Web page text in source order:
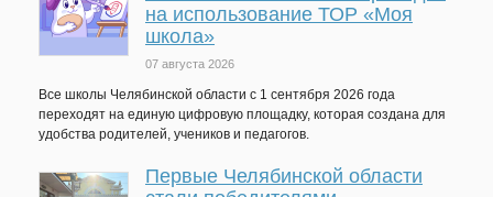
на использование ТОР «Моя
школа»
07 августа 2026
Все школы Челябинской области с 1 сентября 2026 года
переходят на единую цифровую площадку, которая создана для
удобства родителей, учеников и педагогов.
Первые Челябинской области